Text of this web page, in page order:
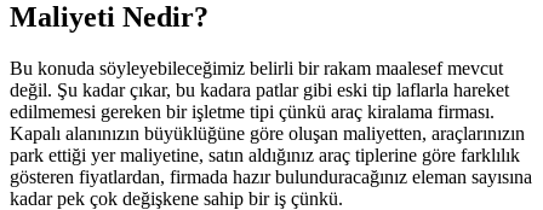
Maliyeti Nedir?
Bu konuda söyleyebileceğimiz belirli bir rakam maalesef mevcut
değil. Şu kadar çıkar, bu kadara patlar gibi eski tip laflarla hareket
edilmemesi gereken bir işletme tipi çünkü araç kiralama firması.
Kapalı alanınızın büyüklüğüne göre oluşan maliyetten, araçlarınızın
park ettiği yer maliyetine, satın aldığınız araç tiplerine göre farklılık
gösteren fiyatlardan, firmada hazır bulunduracağınız eleman sayısına
kadar pek çok değişkene sahip bir iş çünkü.